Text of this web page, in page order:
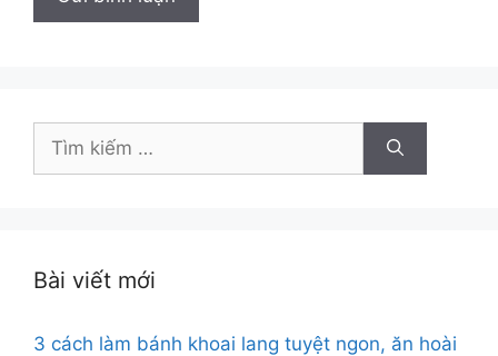
Tìm
kiếm
Bài viết mới
3 cách làm bánh khoai lang tuyệt ngon, ăn hoài